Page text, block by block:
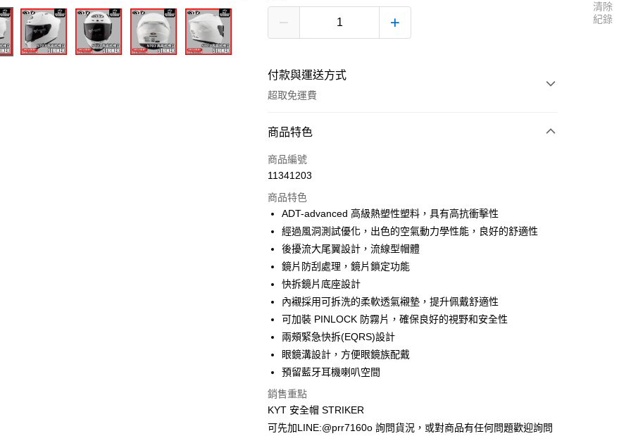
付款與運送方式
超取免運費
付款方式
信用卡一次付款
Apple Pay
ATM付款
運送方式
全家取貨付款(安全帽一頂以上請選宅配)
每筆NT$60，滿NT$1,000(含以上)免運費
免運/全家超商取貨付款(安全帽一頂以上請選宅配)
免運費
7-11取貨付款(安全帽一頂以上請選宅配)
每筆NT$60，滿NT$1,000(含以上)免運費
商品特色
商品編號
11341203
商品特色
ADT-advanced 高級熱塑性塑料，具有高抗衝擊性
經過風洞測試優化，出色的空氣動力學性能，良好的舒適性
後擾流大尾翼設計，流線型帽體
鏡片防刮處理，鏡片鎖定功能
快拆鏡片底座設計
內襯採用可拆洗的柔軟透氣襯墊，提升佩戴舒適性
可加裝 PINLOCK 防霧片，確保良好的視野和安全性
兩頰緊急快拆(EQRS)設計
眼鏡溝設計，方便眼鏡族配戴
預留藍牙耳機喇叭空間
銷售重點
KYT 安全帽 STRIKER
可先加LINE:@prr7160o 詢問貨況，或對商品有任何問題歡迎詢問
清除
紀錄